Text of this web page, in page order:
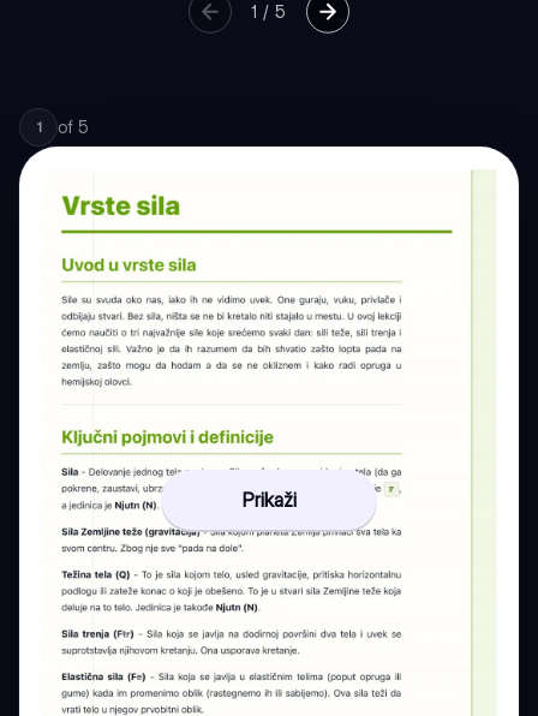
1 /5
1 of 5
Prikaži